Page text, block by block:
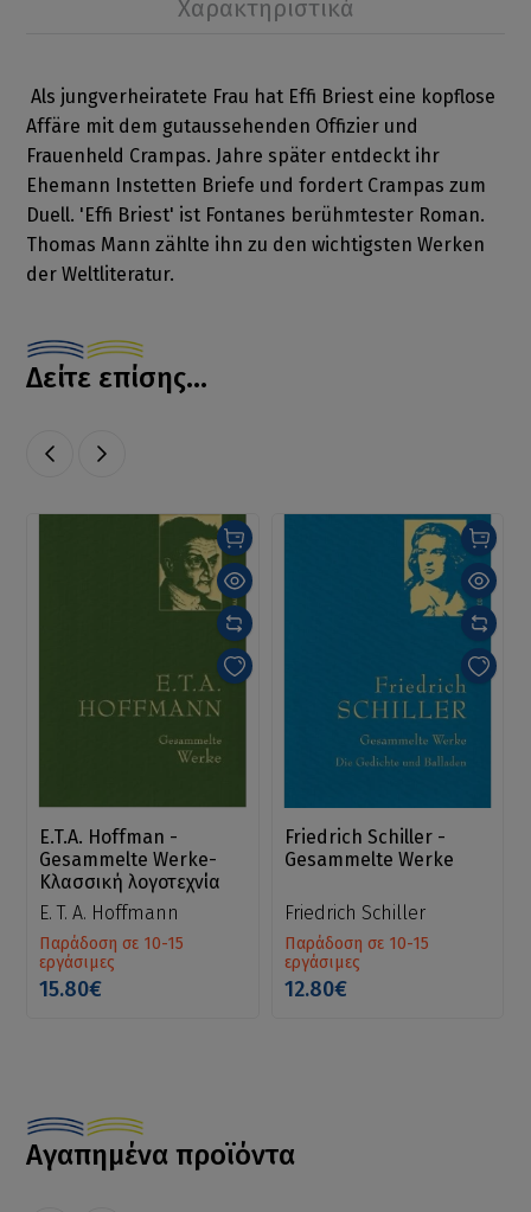
Χαρακτηριστικά
Als jungverheiratete Frau hat Effi Briest eine kopflose
Affäre mit dem gutaussehenden Offizier und
Frauenheld Crampas. Jahre später entdeckt ihr
Ehemann Instetten Briefe und fordert Crampas zum
Duell. 'Effi Briest' ist Fontanes berühmtester Roman.
Thomas Mann zählte ihn zu den wichtigsten Werken
der Weltliteratur.
Δείτε επίσης...
E.T.A. Hoffman -
Gesammelte Werke-
Κλασσική λογοτεχνία
E. T. A. Hoffmann
Παράδοση σε 10-15
εργάσιμες
15.80€
Friedrich Schiller -
Gesammelte Werke
Friedrich Schiller
Παράδοση σε 10-15
εργάσιμες
12.80€
Αγαπημένα προϊόντα